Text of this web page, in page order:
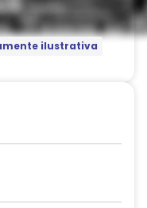
ilustrativa